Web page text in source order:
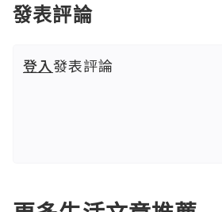
發表評論
登入發表評論